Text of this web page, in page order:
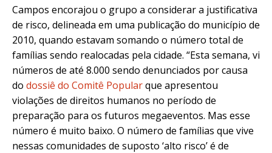
Campos encorajou o grupo a considerar a justificativa
de risco, delineada em uma publicação do município de
2010, quando estavam somando o número total de
famílias sendo realocadas pela cidade. “Esta semana, vi
números de até 8.000 sendo denunciados por causa
do dossiê do Comitê Popularque apresentou
violações de direitos humanos no período de
preparação para os futuros megaeventos. Mas esse
número é muito baixo. O número de famílias que vive
nessas comunidades de suposto ‘alto risco’ é de